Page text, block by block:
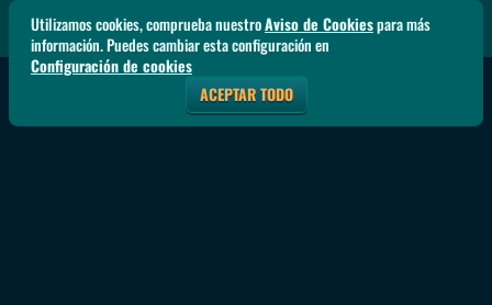
Utilizamos cookies, comprueba nuestroAviso de Cookiespara más
información. Puedes cambiar esta configuración en
Configuración de cookies
ACEPTAR TODO